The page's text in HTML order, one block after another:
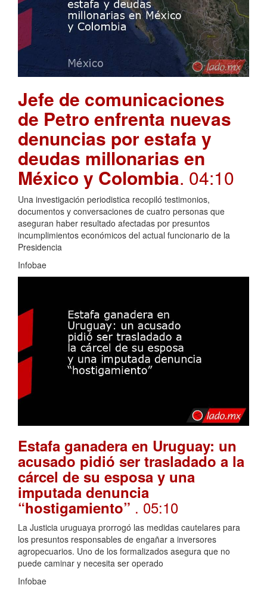
Jefe de comunicaciones
de Petro enfrenta nuevas
denuncias por estafa y
deudas millonarias en
México y Colombia. 04:10
Una investigación periodistica recopiló testimonios,
documentos y conversaciones de cuatro personas que
aseguran haber resultado afectadas por presuntos
incumplimientos económicos del actual funcionario de la
Presidencia
Infobae
Estafa ganadera en Uruguay: un
acusado pidió ser trasladado a la
cárcel de su esposa y una
imputada denuncia
“hostigamiento” . 05:10
La Justicia uruguaya prorrogó las medidas cautelares para
los presuntos responsables de engañar a inversores
agropecuarios. Uno de los formalizados asegura que no
puede caminar y necesita ser operado
Infobae